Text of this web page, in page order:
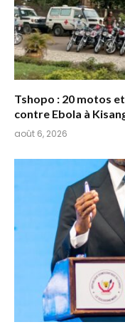
Tshopo : 20 motos
contre Ebola à
août 6, 2026